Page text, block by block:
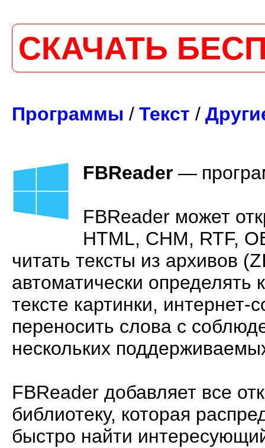
СКАЧАТЬ
Программы / Текст /
FBReader —
FBReader может
HTML, CHM, RTF,
читать тексты из архивов
автоматически определять
тексте картинки, интернет-
переносить слова с
нескольких
FBReader добавляет все
библиотеку, которая
быстро найти